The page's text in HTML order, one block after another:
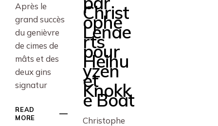
Après le
grand succès
du genièvre
de cimes de
mâts et des
deux gins
signatur
READ
MORE
Christ
ophe
Lenae
rts
pour
Heihu
yzen
et
Knokk
e Boat
Christophe